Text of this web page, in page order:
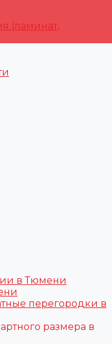
(ламинат,
в Тюмени
перегородки в
размера в